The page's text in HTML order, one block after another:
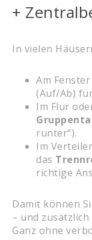
+
In vielen
Am
(Auf/Ab)
Im Flur
runter“).
Im
das
richtige
Damit können
– und
Ganz ohne